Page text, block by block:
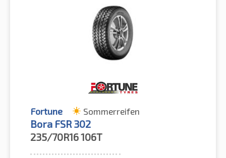
Fortune Sommerreifen
Bora FSR 302
235/70R16106T